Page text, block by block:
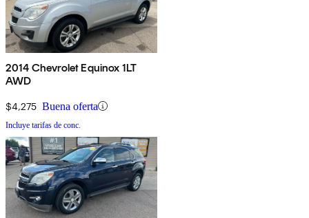
2014 Chevrolet Equinox 1LT
AWD
$4,275 Buena oferta
Incluye tarifas de conc.